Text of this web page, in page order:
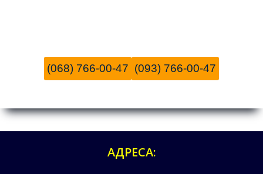
(068) 766-00-47 (093) 766-00-47
АДРЕСА: